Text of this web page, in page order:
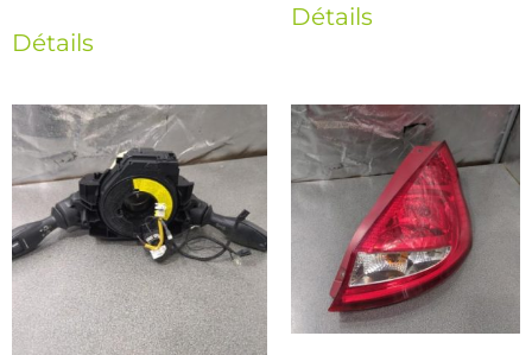
Détails
Détails